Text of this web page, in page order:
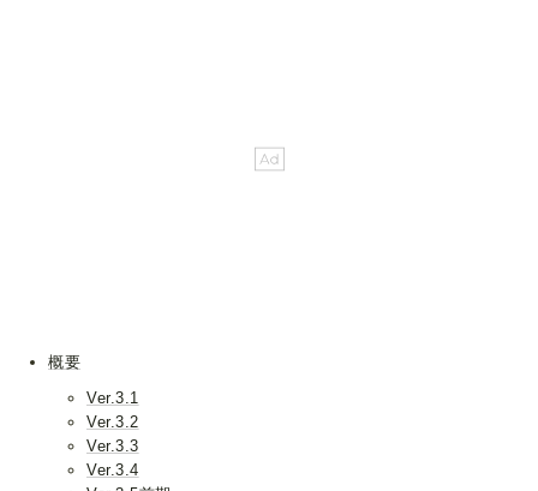
概要
Ver.3.1
Ver.3.2
Ver.3.3
Ver.3.4